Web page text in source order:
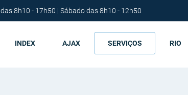
8h10 - 17h50 | Sábado das 8h10 - 12h50
INDEX AJAX SERVIÇOS RIO